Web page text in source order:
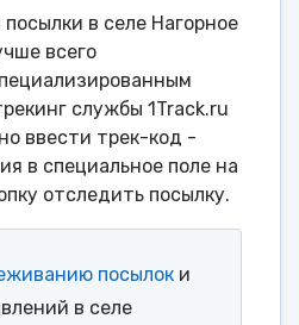
в селе Нагорное
всего
службы 1Track.ru
ввести трек-код -
в специальное поле на
отследить посылку.
посылок и
в селе